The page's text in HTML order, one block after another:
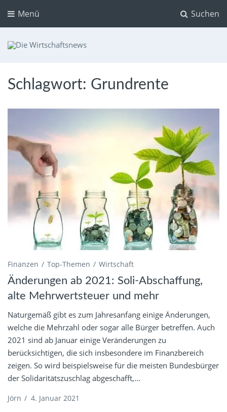
Suchen
Menü
Schlagwort: Grundrente
Finanzen Top-Themen Wirtschaft
Änderungen ab 2021: Soli-Abschaffung,
alte Mehrwertsteuer und mehr
Naturgemäß gibt es zum Jahresanfang einige Änderungen,
welche die Mehrzahl oder sogar alle Bürger betreffen. Auch
2021 sind ab Januar einige Veränderungen zu
berücksichtigen, die sich insbesondere im Finanzbereich
zeigen. So wird beispielsweise für die meisten Bundesbürger
der Solidaritätszuschlag abgeschafft,...
Jörn / 4. Januar 2021